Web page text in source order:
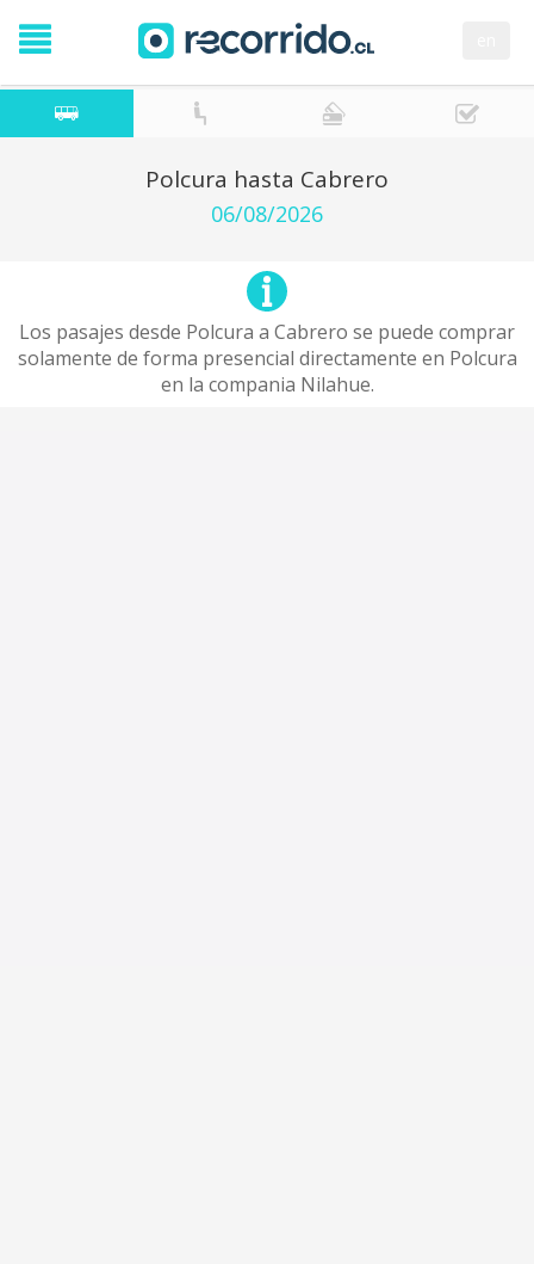
Polcura hasta Cabrero
06/08/2026
Los pasajes desde Polcura a Cabrero se puede comprar
solamente de forma presencial directamente en Polcura
en la compania Nilahue.